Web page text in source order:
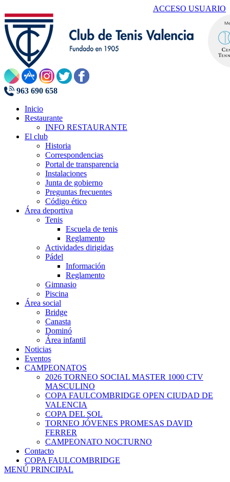
ACCESO USUARIO
963 690 658
Inicio
Restaurante
INFO RESTAURANTE
El club
Historia
Correspondencias
Portal de transparencia
Instalaciones
Junta de gobierno
Preguntas frecuentes
Código ético
Área deportiva
Tenis
Escuela de tenis
Reglamento
Actividades dirigidas
Pádel
Información
Reglamento
Gimnasio
Piscina
Área social
Bridge
Canasta
Dominó
Área infantil
Noticias
Eventos
CAMPEONATOS
2026 TORNEO SOCIAL MASTER 1000 CTV
MASCULINO
COPA FAULCOMBRIDGE OPEN CIUDAD DE
VALENCIA
COPA DEL SOL
TORNEO JÓVENES PROMESAS DAVID
FERRER
CAMPEONATO NOCTURNO
Contacto
COPA FAULCOMBRIDGE
MENÚ PRINCIPAL